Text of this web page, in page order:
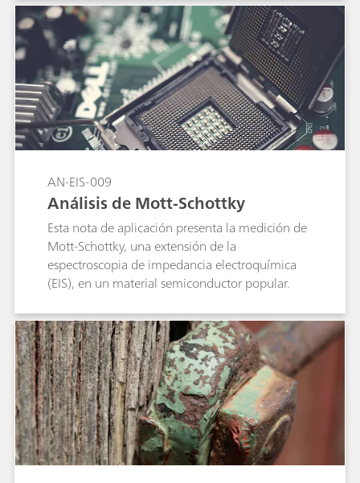
AN-EIS-009
Análisis de Mott-Schottky
Esta nota de aplicación presenta la medición de
Mott-Schottky, una extensión de la
espectroscopia de impedancia electroquímica
(EIS), en un material semiconductor popular.